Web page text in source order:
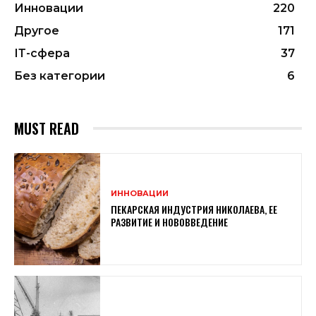
Инновации
220
Другое
171
ІТ-сфера
37
Без категории
6
MUST READ
ИННОВАЦИИ
ПЕКАРСКАЯ ИНДУСТРИЯ НИКОЛАЕВА, ЕЕ
РАЗВИТИЕ И НОВОВВЕДЕНИЕ